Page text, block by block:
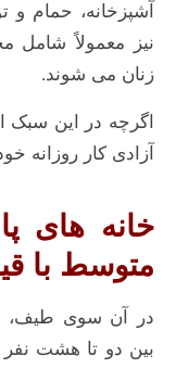
آشپزخانه، حمام
نیز معمولاً شامل
زنان می شوند.
اگرچه در این سبک
آزادی کار روزانه
خانه های
متوسط ​​با
در آن سوی طیف،
بین دو تا هشت